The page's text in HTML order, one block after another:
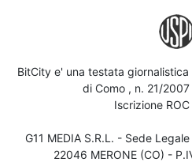
BitCity e' una testata
di Como , n. 21/
Iscrizione
G11 MEDIA S.R.L. - Sede
22046 MERONE (CO) -